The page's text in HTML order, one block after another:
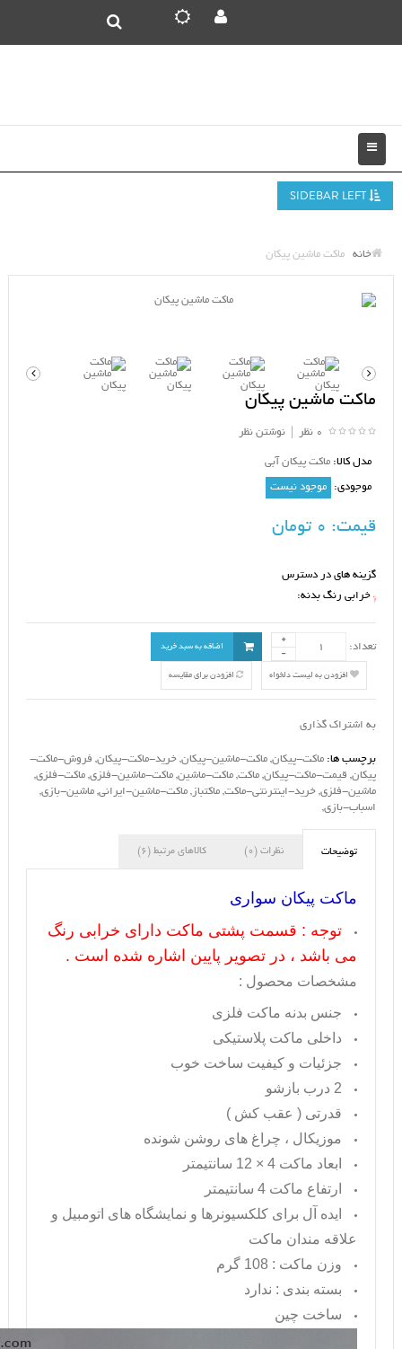
خانه ماکت ماشین پیکان
ماکت ماشین پیکان
0 نظر نوشتن نظر
مدل کالا: ماکت پیکان آبی
موجودی: موجود نیست
قیمت:
گزینه های در دسترس
* خرابی رنگ بدنه:
تعداد: اضافه به سبد خرید
افزودن به لیست دلخواه افزودن برای مقایسه
به اشتراک گذاری
برچسب ها: ماکت-پیکان, ماکت-ماشین-پیکان, خرید-ماکت-پیکان, فروش-ماکت-
پیکان, قیمت-ماکت-پیکان, ماکت, ماکت-ماشین, ماکت-ماشین-فلزی, ماکت-فلزی,
ماشین-فلزی, خرید-اینترنتی-ماکت, ماکتباز , ماکت-ماشین-ایرانی, ماشین-بازی,
اسباب-بازی,
توضیحات نظرات (0) کالاهای مرتبط (6)
ماکت پیکان سواری
توجه : قسمت پشتی ماکت دارای خرابی رنگ
می باشد ، در تصویر پایین اشاره شده است .
مشخصات محصول :
جنس بدنه ماکت فلزی
داخلی ماکت پلاستیکی
جزئیات و کیفیت ساخت خوب
2 درب بازشو
قدرتی ( عقب کش )
موزیکال ، چراغ های روشن شونده
ابعاد ماکت 4 × 12 سانتیمتر
ارتفاع ماکت 4 سانتیمتر
ایده آل برای کلکسیونرها و نمایشگاه های اتومبیل و
علاقه مندان ماکت
وزن ماکت : 108 گرم
بسته بندی : ندارد
ساخت چین